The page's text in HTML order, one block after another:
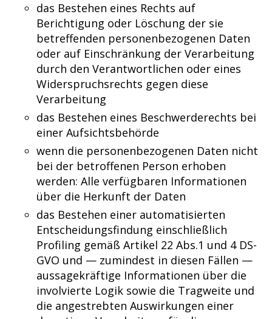
das Bestehen eines Rechts auf
Berichtigung oder Löschung der sie
betreffenden personenbezogenen Daten
oder auf Einschränkung der Verarbeitung
durch den Verantwortlichen oder eines
Widerspruchsrechts gegen diese
Verarbeitung
das Bestehen eines Beschwerderechts bei
einer Aufsichtsbehörde
wenn die personenbezogenen Daten nicht
bei der betroffenen Person erhoben
werden: Alle verfügbaren Informationen
über die Herkunft der Daten
das Bestehen einer automatisierten
Entscheidungsfindung einschließlich
Profiling gemäß Artikel 22 Abs.1 und 4 DS-
GVO und — zumindest in diesen Fällen —
aussagekräftige Informationen über die
involvierte Logik sowie die Tragweite und
die angestrebten Auswirkungen einer